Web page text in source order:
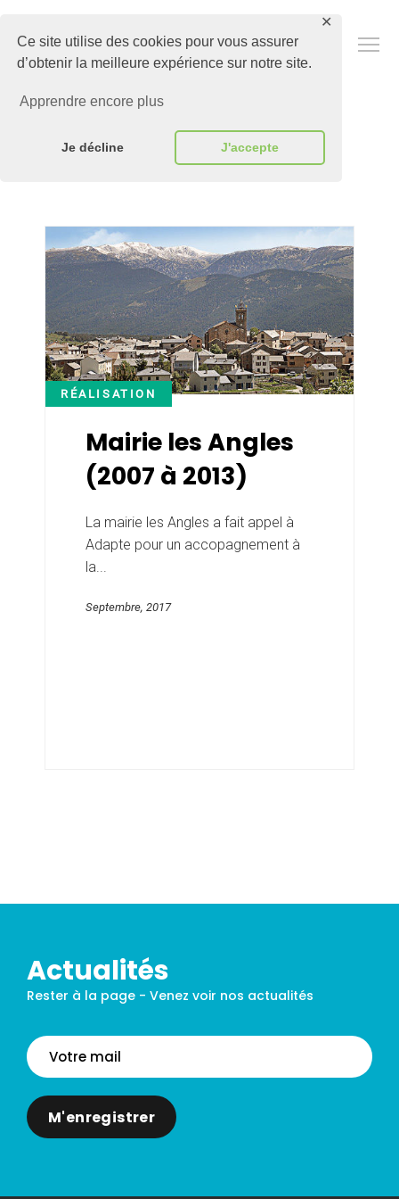
Ce site utilise des cookies pour vous assurer
d’obtenir la meilleure expérience sur notre site.
Apprendre encore plus
Je décline J'accepte
✕
Adapte
RÉALISATION
Mairie les Angles
(2007 à 2013)
La mairie les Angles a fait appel à
Adapte pour un accopagnement à
la...
Septembre, 2017
Actualités
Rester à la page - Venez voir nos actualités